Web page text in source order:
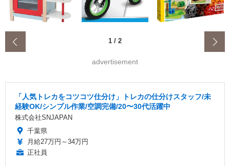
1 / 2
advertisement
「人気トレカをコツコツ仕分け」トレカの仕分けスタッフ/未
経験OK/シンプル作業/空調完備/20〜30代活躍中
株式会社SNJAPAN
千葉県
月給27万円～34万円
正社員